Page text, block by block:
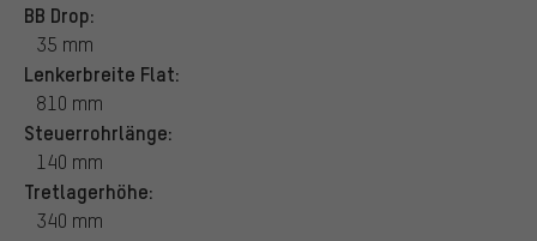
BB Drop:
35 mm
Lenkerbreite Flat:
810 mm
Steuerrohrlänge:
140 mm
Tretlagerhöhe:
340 mm